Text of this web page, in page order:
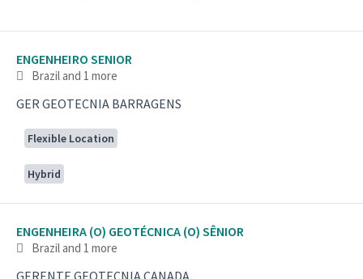
ENGENHEIRO SENIOR
Braziland 1 more
GER GEOTECNIA BARRAGENS
Flexible Location
Hybrid
ENGENHEIRA (O) GEOTÉCNICA (O) SÊNIOR
Braziland 1 more
GERENTE GEOTECNIA CANADA